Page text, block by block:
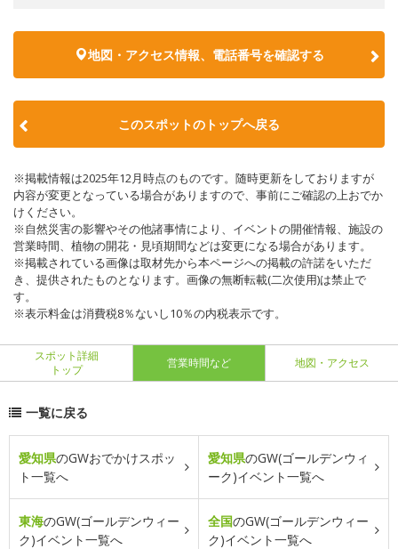
地図・アクセス情報、電話番号を確認する
このスポットのトップへ戻る
※掲載情報は2025年12月時点のものです。随時更新をしておりますが
内容が変更となっている場合がありますので、事前にご確認の上おでか
けください。
※自然災害の影響やその他諸事情により、イベントの開催情報、施設の
営業時間、植物の開花・見頃期間などは変更になる場合があります。
※掲載されている画像は取材先から本ページへの掲載の許諾をいただ
き、提供されたものとなります。画像の無断転載(二次使用)は禁止で
す。
※表示料金は消費税8％ないし10％の内税表示です。
スポット詳細
トップ
営業時間など 地図・アクセス
一覧に戻る
愛知県のGWおでかけスポッ
ト一覧へ
愛知県のGW(ゴールデンウィ
ーク)イベント一覧へ
東海のGW(ゴールデンウィー
ク)イベント一覧へ
全国のGW(ゴールデンウィー
ク)イベント一覧へ